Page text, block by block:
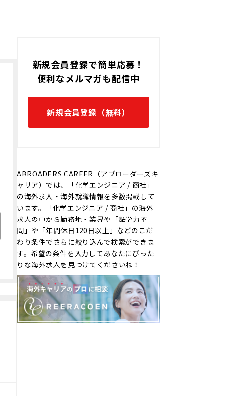
新規会員登録で簡単応募！
便利なメルマガも配信中
新規会員登録（無料）
ABROADERS CAREER（アブローダーズキ
ャリア）では、「化学エンジニア / 商社」
の海外求人・海外就職情報を多数掲載して
います。「化学エンジニア / 商社」の海外
求人の中から勤務地・業界や「語学力不
問」や「年間休日120日以上」などのこだ
わり条件でさらに絞り込んで検索ができま
す。希望の条件を入力してあなたにぴった
りな海外求人を見つけてくださいね！